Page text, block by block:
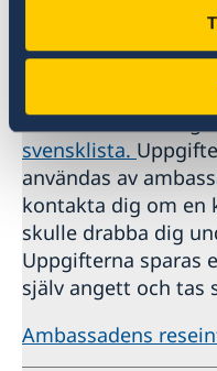
november 2025
Avrådan gäller tills
Ambassaden
Mali att anmäla sig
svensklista.
användas av
kontakta dig om en
skulle drabba dig
Uppgifterna sparas
själv angett och tas
Ambassadens